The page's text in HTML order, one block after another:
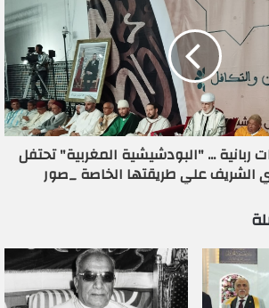
ربانية ... "البودشيشية المغربية" تحتفل
الشريف علي طريقتها الخاصة _صور